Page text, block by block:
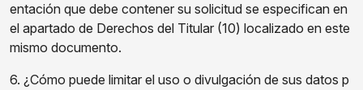
entación que debe contener su solicitud se especifican en
el apartado de Derechos del Titular (10) localizado en este
mismo documento.
6. ¿Cómo puede limitar el uso o divulgación de sus datos p